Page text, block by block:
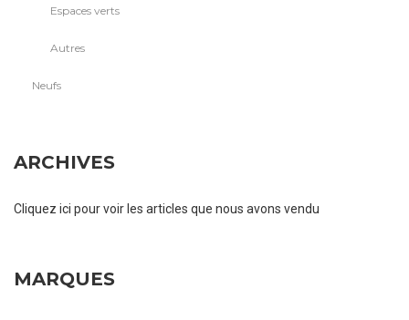
Espaces verts
Autres
Neufs
ARCHIVES
Cliquez ici pour voir les articles que nous avons vendu
MARQUES